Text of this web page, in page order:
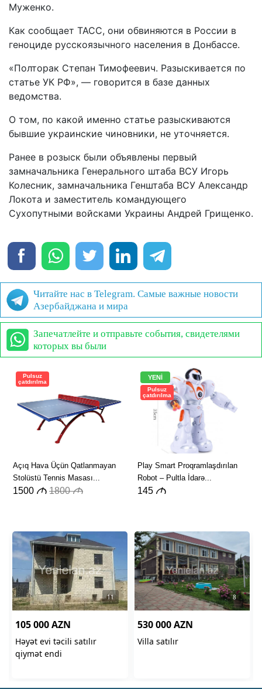
Муженко.
Как сообщает ТАСС, они обвиняются в России в
геноциде русскоязычного населения в Донбассе.
«Полторак Степан Тимофеевич. Разыскивается по
статье УК РФ», — говорится в базе данных
ведомства.
О том, по какой именно статье разыскиваются
бывшие украинские чиновники, не уточняется.
Ранее в розыск были объявлены первый
замначальника Генерального штаба ВСУ Игорь
Колесник, замначальника Генштаба ВСУ Александр
Локота и заместитель командующего
Сухопутными войсками Украины Андрей Грищенко.
Читайте нас в Telegram. Самые важные новости
Азербайджана и мира
Запечатлейте и отправьте события, свидетелями
которых вы были